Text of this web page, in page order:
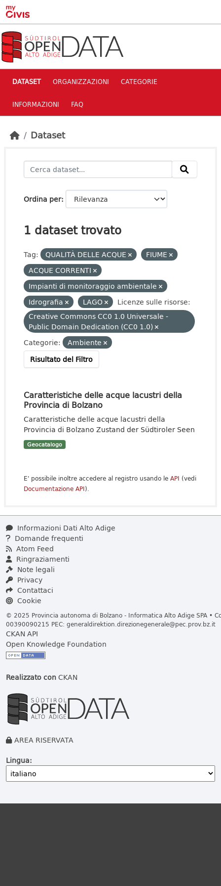
Skip to main content
DATASET ORGANIZZAZIONI CATEGORIE
INFORMAZIONI FAQ
Dataset
Ordina per
1 dataset trovato
Tag: QUALITÀ DELLE ACQUE
FIUME
ACQUE CORRENTI
Impianti di monitoraggio ambientale
Idrografia
LAGO
Licenze sulle risorse:
Creative Commons CC0 1.0 Universale -
Public Domain Dedication (CC0 1.0)
Categorie:
Ambiente
Risultato del Filtro
Caratteristiche delle acque lacustri della
Provincia di Bolzano
Caratteristiche delle acque lacustri della
Provincia di Bolzano Zustand der Südtiroler Seen
Geocatalogo
E' possibile inoltre accedere al registro usando le API (vedi
Documentazione API).
Informazioni Dati Alto Adige
Domande frequenti
Atom Feed
Ringraziamenti
Note legali
Privacy
Contattaci
Cookie
© 2025 Provincia autonoma di Bolzano - Informatica Alto Adige SPA •
00390090215 PEC: generaldirektion.direzionegenerale@pec.prov.bz.it
CKAN API
Open Knowledge Foundation
Realizzato conCKAN
AREA RISERVATA
Lingua